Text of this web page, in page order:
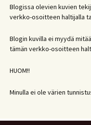
Blogissa olevien kuvien
verkko-osoitteen haltijalla
Blogin kuvilla ei myydä
tämän verkko-osoitteen
HUOM!!
Minulla ei ole värien